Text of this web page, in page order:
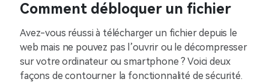
Comment débloquer un fichier
Avez-vous réussi à télécharger un fichier depuis le
web mais ne pouvez pas l’ouvrir ou le décompresser
sur votre ordinateur ou smartphone ? Voici deux
façons de contourner la fonctionnalité de sécurité.